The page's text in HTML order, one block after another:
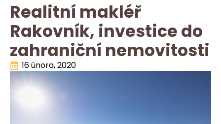
Realitní makléř
Rakovník, investice do
zahraniční nemovitosti
16 února, 2020